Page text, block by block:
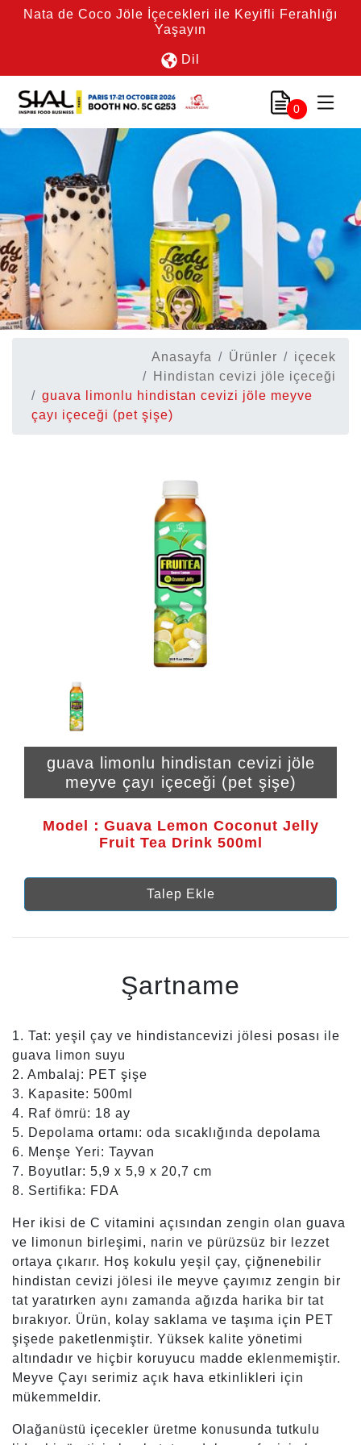
Nata de Coco Jöle İçecekleri ile Keyifli Ferahlığı
Yaşayın
Dil
0
Anasayfa Ürünler
içecek
Hindistan cevizi jöle içeceği
guava limonlu hindistan cevizi jöle meyve
çayı içeceği (pet şişe)
guava limonlu hindistan cevizi jöle
meyve çayı içeceği (pet şişe)
Model：Guava Lemon Coconut Jelly
Fruit Tea Drink 500ml
Talep Ekle
Şartname
1. Tat: yeşil çay ve hindistancevizi jölesi posası ile
guava limon suyu
2. Ambalaj: PET şişe
3. Kapasite: 500ml
4. Raf ömrü: 18 ay
5. Depolama ortamı: oda sıcaklığında depolama
6. Menşe Yeri: Tayvan
7. Boyutlar: 5,9 x 5,9 x 20,7 cm
8. Sertifika: FDA
Her ikisi de C vitamini açısından zengin olan guava
ve limonun birleşimi, narin ve pürüzsüz bir lezzet
ortaya çıkarır. Hoş kokulu yeşil çay, çiğnenebilir
hindistan cevizi jölesi ile meyve çayımız zengin bir
tat yaratırken aynı zamanda ağızda harika bir tat
bırakıyor. Ürün, kolay saklama ve taşıma için PET
şişede paketlenmiştir. Yüksek kalite yönetimi
altındadır ve hiçbir koruyucu madde eklenmemiştir.
Meyve Çayı serimiz açık hava etkinlikleri için
mükemmeldir.
Olağanüstü içecekler üretme konusunda tutkulu